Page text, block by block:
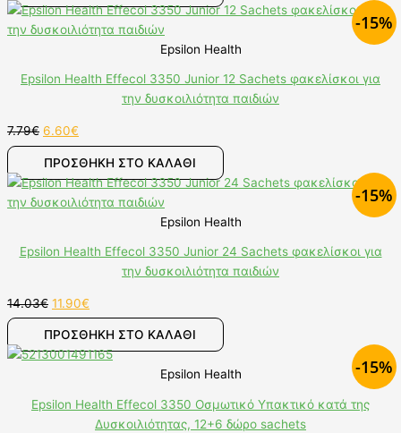
-15%
Epsilon Health
Epsilon Health Effecol 3350 Junior 12 Sachets φακελίσκοι για
την δυσκοιλιότητα παιδιών
7.79€ 6.60€
ΠΡΟΣΘΉΚΗ ΣΤΟ ΚΑΛΆΘΙ
-15%
Epsilon Health
Epsilon Health Effecol 3350 Junior 24 Sachets φακελίσκοι για
την δυσκοιλιότητα παιδιών
14.03€ 11.90€
ΠΡΟΣΘΉΚΗ ΣΤΟ ΚΑΛΆΘΙ
-15%
Epsilon Health
Epsilon Health Effecol 3350 Οσμωτικό Υπακτικό κατά της
Δυσκοιλιότητας, 12+6 δώρο sachets